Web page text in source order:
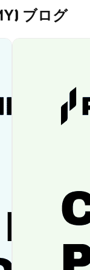
ブログ